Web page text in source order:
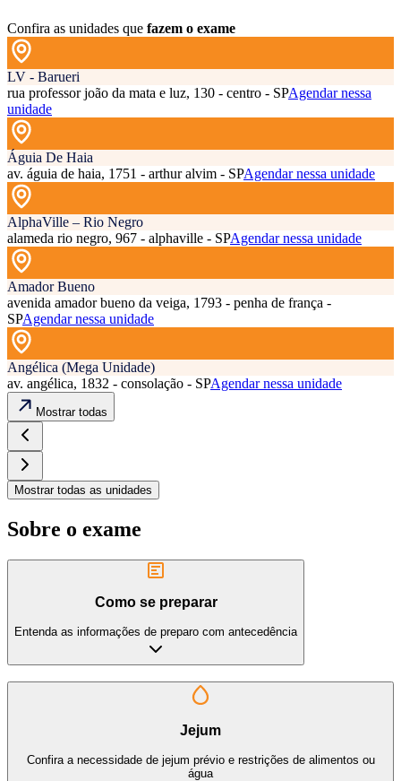
Confira as unidades que fazem o exame
LV - Barueri
rua professor joão da mata e luz, 130 - centro - SPAgendar nessa
unidade
Águia De Haia
av. águia de haia, 1751 - arthur alvim - SPAgendar nessa unidade
AlphaVille – Rio Negro
alameda rio negro, 967 - alphaville - SPAgendar nessa unidade
Amador Bueno
avenida amador bueno da veiga, 1793 - penha de frança -
SPAgendar nessa unidade
Angélica (Mega Unidade)
av. angélica, 1832 - consolação - SPAgendar nessa unidade
Mostrar todas
Mostrar todas as unidades
Sobre o exame
Como se preparar
Entenda as informações de preparo com antecedência
Jejum
Confira a necessidade de jejum prévio e restrições de alimentos ou
água